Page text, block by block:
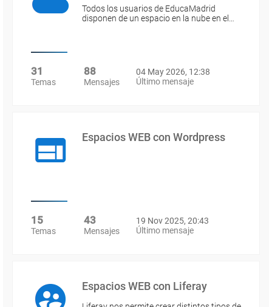
Todos los usuarios de EducaMadrid
disponen de un espacio en la nube en el…
31
Temas
88
Mensajes
04 May 2026, 12:38
Último mensaje
Espacios WEB con Wordpress
15
Temas
43
Mensajes
19 Nov 2025, 20:43
Último mensaje
Espacios WEB con Liferay